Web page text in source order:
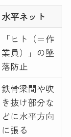
水平ネット
「ヒト（＝作
業員）」の墜
落防止
鉄骨梁間や吹
き抜け部分な
どに水平方向
に張る